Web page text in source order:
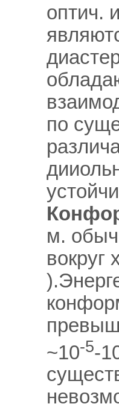
оптич.
по
м.
вокруг
~10-5-